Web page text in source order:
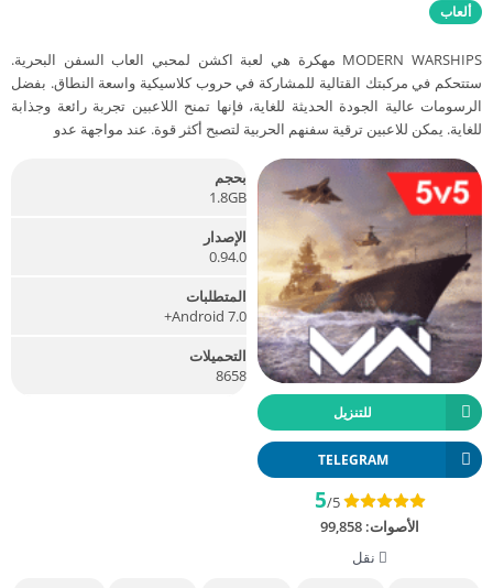
ألعاب
MODERN WARSHIPS مهكرة هي لعبة اكشن لمحبي العاب السفن البحرية.
ستتحكم في مركبتك القتالية للمشاركة في حروب كلاسيكية واسعة النطاق. بفضل
الرسومات عالية الجودة الحديثة للغاية، فإنها تمنح اللاعبين تجربة رائعة وجذابة
للغاية. يمكن للاعبين ترقية سفنهم الحربية لتصبح أكثر قوة. عند مواجهة عدو
للتنزيل
TELEGRAM
5/5
الأصوات: 99,858
نقل
بحجم
1.8GB
الإصدار
0.94.0
المتطلبات
Android 7.0+
التحميلات
8658